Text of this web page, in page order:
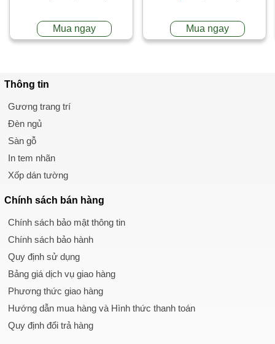
Mua ngay Mua ngay
Thông tin
Gương trang trí
Đèn ngủ
Sàn gỗ
In tem nhãn
Xốp dán tường
Chính sách bán hàng
Chính sách bảo mật thông tin
Chính sách bảo hành
Quy định sử dụng
Bảng giá dịch vụ giao hàng
Phương thức giao hàng
Hướng dẫn mua hàng và Hình thức thanh toán
Quy định đổi trả hàng